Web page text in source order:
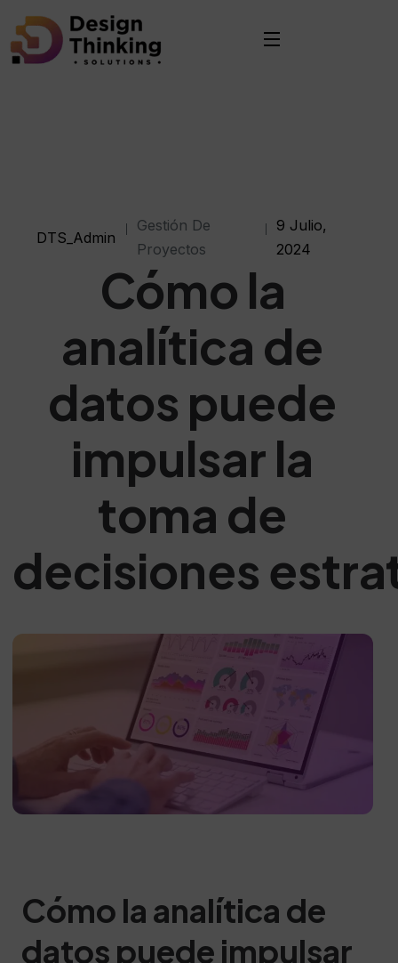
DTS_Admin
Gestión De
Proyectos
9 Julio,
2024
Cómo la
analítica de
datos puede
impulsar la
toma de
decisiones
Cómo la analítica de
datos puede impulsar